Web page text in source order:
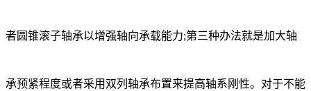
者圆锥滚子轴承以增强轴向承载能力;第三种办法就是加大轴
承预紧程度或者采用双列轴承布置来提高轴系刚性。对于不能